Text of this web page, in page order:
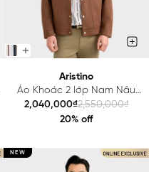
Aristino
Áo Khoác 2 lớp Nam Nâu
Aristino Regular Fit
AJK606EDP01
2,040,000₫2,550,000₫
20% off
NEW